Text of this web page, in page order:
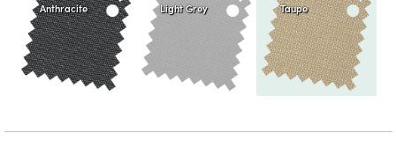
Anthracite Light Grey Taupe